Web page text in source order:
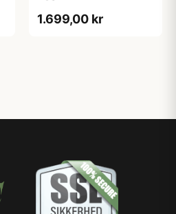
1.699,00 kr